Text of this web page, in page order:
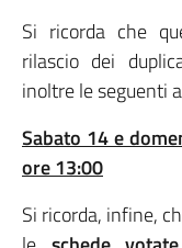
Si ricorda che
rilascio dei
inoltre le seguenti
Sabato 14 e
ore 13:00
Si ricorda, infine,